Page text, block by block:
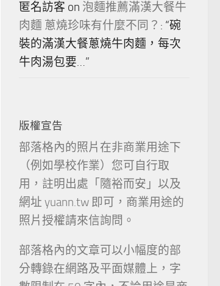
匿名訪客 on 泡麵推薦滿漢大餐牛
肉麵 蔥燒珍味有什麼不同？ : “碗
裝的滿漢大餐蔥燒牛肉麵，每次
牛肉湯包要…”
版權宣告
部落格內的照片在非商業用途下
（例如學校作業）您可自行取
用，註明出處「隨裕而安」以及
網址 yuann.tw 即可，商業用途的
照片授權請來信詢問。
部落格內的文章可以小幅度的部
分轉錄在網路及平面媒體上，字